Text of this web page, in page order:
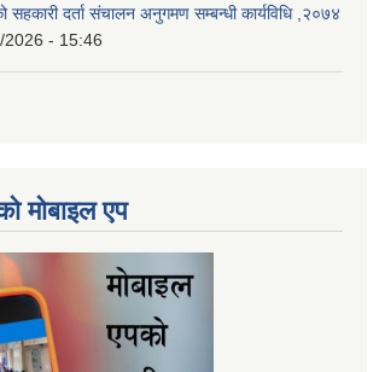
सहकारी दर्ता संचालन अनुगमण सम्बन्धी कार्यविधि ,२०७४
2026 - 15:46
माेबाइल एप